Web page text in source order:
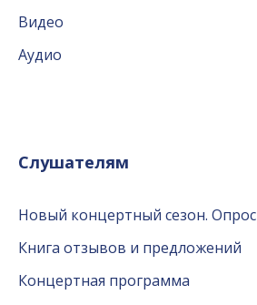
Видео
Аудио
Слушателям
Новый концертный сезон. Опрос
Книга отзывов и предложений
Концертная программа